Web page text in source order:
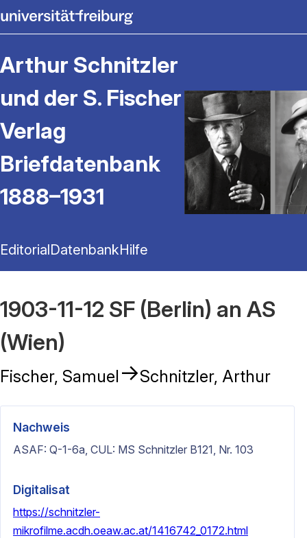
Arthur Schnitzler
und der S. Fischer
Verlag
Briefdatenbank
1888–1931
EditorialDatenbankHilfe
1903-11-12 SF (Berlin) an AS
(Wien)
Fischer, Samuel →Schnitzler, Arthur
Nachweis
ASAF: Q-1-6a, CUL: MS Schnitzler B121, Nr. 103
Digitalisat
https://schnitzler-
mikrofilme.acdh.oeaw.ac.at/1416742_0172.html